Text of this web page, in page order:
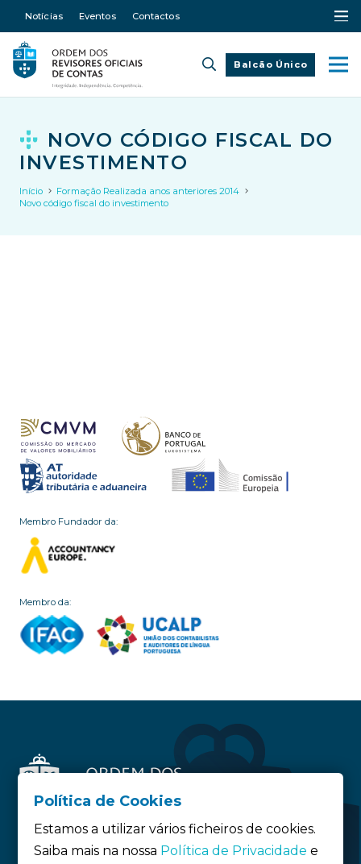
Notícias Eventos Contactos
Balcão Único
NOVO CÓDIGO FISCAL DO
INVESTIMENTO
Início
Formação Realizada anos anteriores 2014
Novo código fiscal do investimento
Membro Fundador da:
Membro da:
Política de Cookies
Estamos a utilizar vários ficheiros de cookies.
Saiba mais na nossa Política de Privacidade e